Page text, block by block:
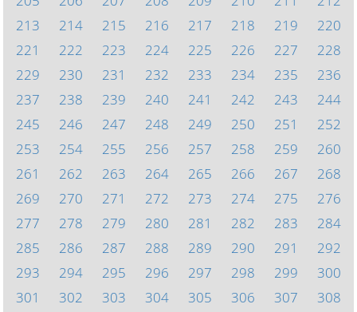
213
214 215 216 217 218 219
220
221
222 223 224 225 226 227
228
229
230 231 232 233 234 235
236
237
238 239 240 241 242 243
244
245
246 247 248 249 250 251
252
253
254 255 256 257 258 259
260
261
262 263 264 265 266 267
268
269
270 271 272 273 274 275
276
277
278 279 280 281 282 283
284
285
286 287 288 289 290 291
292
293
294 295 296 297 298 299
300
301
302 303 304 305 306 307
308